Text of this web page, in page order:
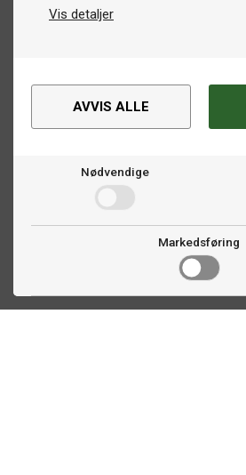
Vis detaljer
AVVIS ALLE
Nødvendige
Markedsføring